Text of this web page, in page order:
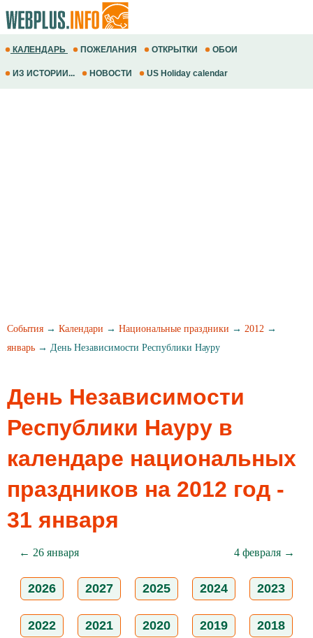
КАЛЕНДАРЬ ПОЖЕЛАНИЯ ОТКРЫТКИ ОБОИ
ИЗ ИСТОРИИ... НОВОСТИ US Holiday calendar
События → Календари → Национальные праздники → 2012 →
январь → День Независимости Республики Науру
День Независимости
Республики Науру в
календаре национальных
праздников на 2012 год -
31 января
← 26 января 4 февраля →
2026 2027 2025 2024 2023
2022 2021 2020 2019 2018